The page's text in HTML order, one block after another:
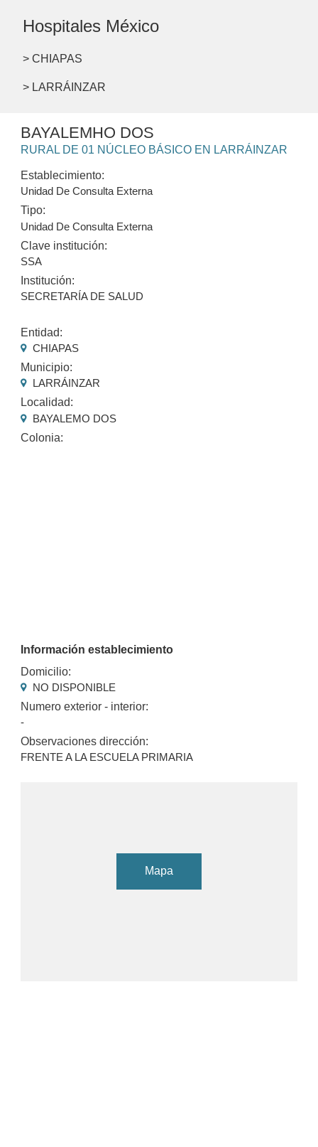
Hospitales México
> CHIAPAS
> LARRÁINZAR
BAYALEMHO DOS
RURAL DE 01 NÚCLEO BÁSICO EN LARRÁINZAR
Establecimiento:
Unidad De Consulta Externa
Tipo:
Unidad De Consulta Externa
Clave institución:
SSA
Institución:
SECRETARÍA DE SALUD
Entidad:
CHIAPAS
Municipio:
LARRÁINZAR
Localidad:
BAYALEMO DOS
Colonia:
Información establecimiento
Domicilio:
NO DISPONIBLE
Numero exterior - interior:
-
Observaciones dirección:
FRENTE A LA ESCUELA PRIMARIA
Mapa